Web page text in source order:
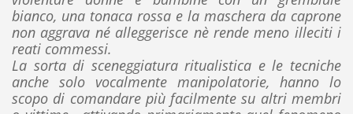
bianco, una tonaca rossa e la maschera da caprone
non aggrava né alleggerisce nè rende meno illeciti i
reati commessi.
La sorta di sceneggiatura ritualistica e le tecniche
anche solo vocalmente manipolatorie, hanno lo
scopo di comandare più facilmente su altri membri